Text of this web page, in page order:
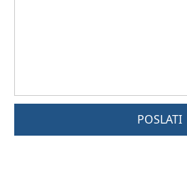
POSLATI